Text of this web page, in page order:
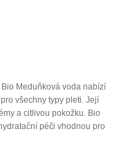
Meduňková voda nabízí
všechny typy pleti. Její
a citlivou pokožku. Bio
péči vhodnou pro